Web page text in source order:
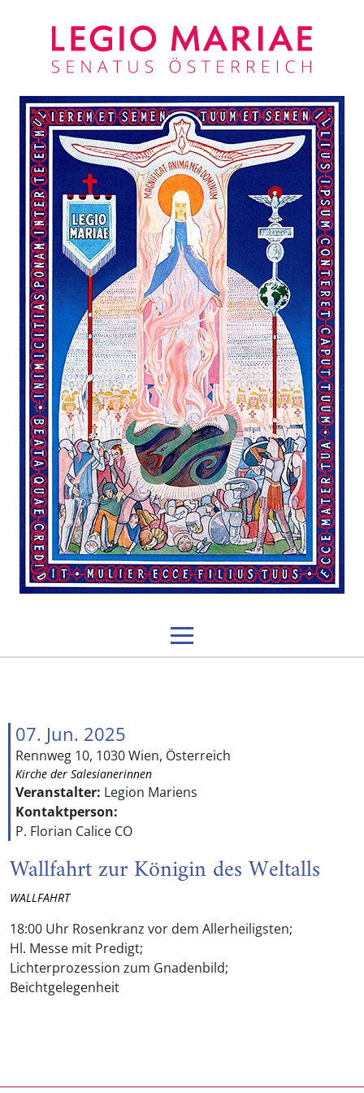
07. Jun. 2025
Rennweg 10, 1030 Wien, Österreich
Kirche der Salesianerinnen
Veranstalter: Legion Mariens
Kontaktperson:
P. Florian Calice CO
Wallfahrt zur Königin des Weltalls
WALLFAHRT
18:00 Uhr Rosenkranz vor dem Allerheiligsten;
Hl. Messe mit Predigt;
Lichterprozession zum Gnadenbild;
Beichtgelegenheit